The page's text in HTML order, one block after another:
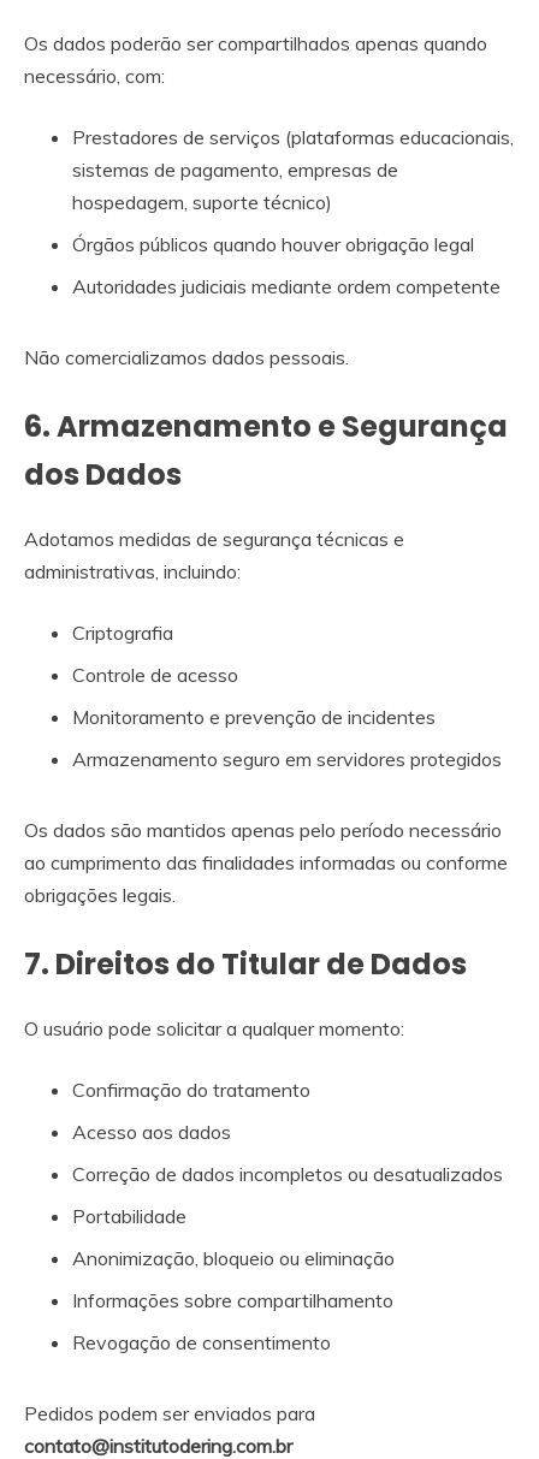
Os dados poderão ser compartilhados apenas quando
necessário, com:
Prestadores de serviços (plataformas educacionais,
sistemas de pagamento, empresas de
hospedagem, suporte técnico)
Órgãos públicos quando houver obrigação legal
Autoridades judiciais mediante ordem competente
Não comercializamos dados pessoais.
6. Armazenamento e Segurança
dos Dados
Adotamos medidas de segurança técnicas e
administrativas, incluindo:
Criptografia
Controle de acesso
Monitoramento e prevenção de incidentes
Armazenamento seguro em servidores protegidos
Os dados são mantidos apenas pelo período necessário
ao cumprimento das finalidades informadas ou conforme
obrigações legais.
7. Direitos do Titular de Dados
O usuário pode solicitar a qualquer momento:
Confirmação do tratamento
Acesso aos dados
Correção de dados incompletos ou desatualizados
Portabilidade
Anonimização, bloqueio ou eliminação
Informações sobre compartilhamento
Revogação de consentimento
Pedidos podem ser enviados para
contato@institutodering.com.br